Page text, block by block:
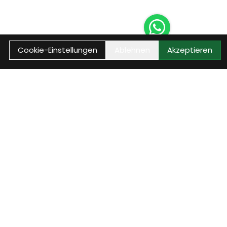
Cookie-Einstellungen Akzeptieren